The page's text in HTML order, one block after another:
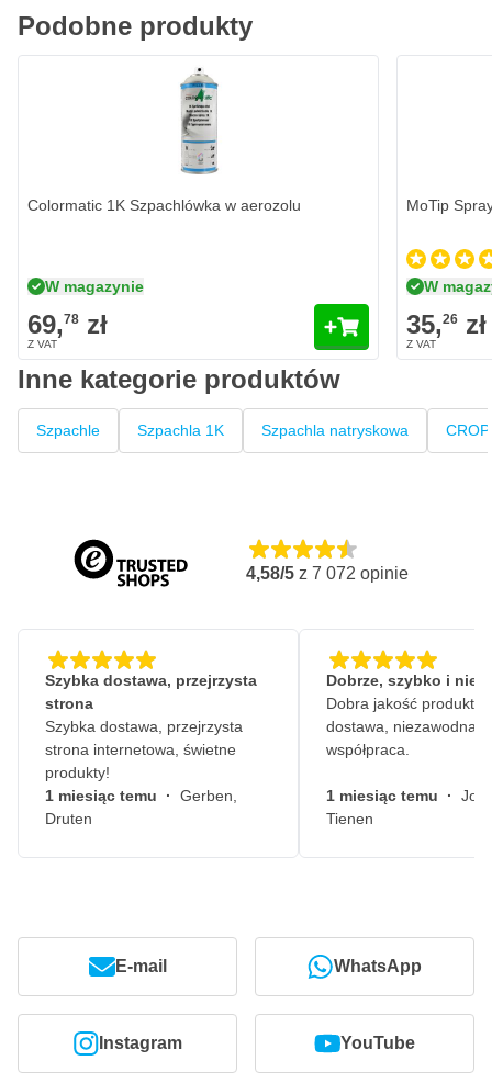
Podobne produkty
Colormatic 1K Szpachlówka w aerozolu
W magazynie
69,78 zł
MoTip
W
35,26 zł
Inne kategorie produktów
Szpachle Szpachla 1K Szpachla natryskowa CROP
4,58/5 z 7 072 opinie
Szybka dostawa, przejrzysta
strona
Szybka dostawa, przejrzysta
strona internetowa, świetne
produkty!
1 miesiąc temu · Gerben,
Druten
Dobrze, szybko i
Dobra jakość
dostawa, niezawodna
współpraca.
1 miesiąc temu ·
Tienen
E-mail WhatsApp
Instagram YouTube